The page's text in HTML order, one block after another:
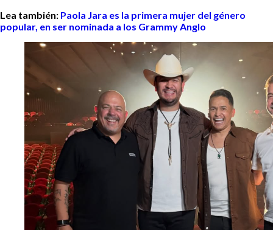
Lea también: Paola Jara es la primera mujer del género
popular, en ser nominada a los Grammy Anglo